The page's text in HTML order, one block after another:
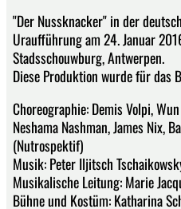
"Der Nussknacker" in der
Uraufführung am 24. Januar
Stadsschouwburg, Antwerpen.
Diese Produktion wurde für das
Choreographie: Demis Volpi,
Neshama Nashman, James Nix,
(Nutrospektif)
Musik: Peter Iljitsch
Musikalische Leitung: Marie
Bühne und Kostüm: Katharina